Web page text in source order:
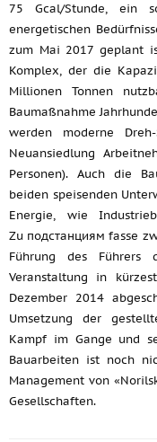
75 Gcal/Stunde, ein
energetischen
zum Mai 2017 geplant
Komplex, der die
Millionen Tonnen
Baumaßnahme
werden moderne
Neuansiedlung
Personen). Auch die
beiden speisenden
Energie, wie
Zu подстанциям fasse
Führung des Führers
Veranstaltung in
Dezember 2014
Umsetzung der
Kampf im Gange und
Bauarbeiten ist noch
Management von
Gesellschaften.